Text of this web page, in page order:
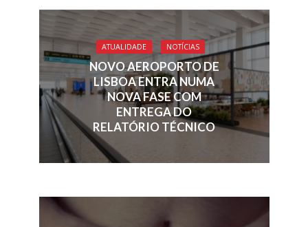
ATUALIDADE NOTÍCIAS
NOVO AEROPORTO DE
LISBOA ENTRA NUMA
NOVA FASE COM
ENTREGA DO
RELATÓRIO TÉCNICO